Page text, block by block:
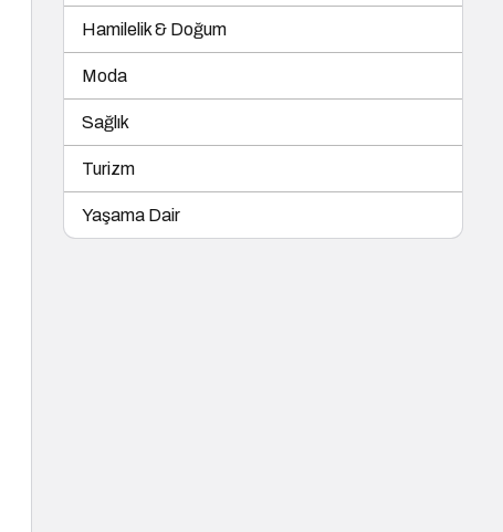
Hamilelik & Doğum
Moda
Sağlık
Turizm
Yaşama Dair